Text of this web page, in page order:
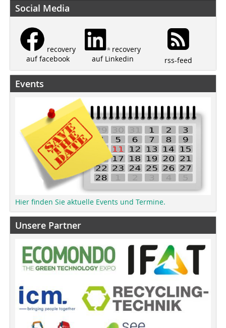
Social Media
recovery
auf facebook
recovery
auf Linkedin
rss-feed
Events
Hier finden Sie aktuelle Events und Termine.
Unsere Partner